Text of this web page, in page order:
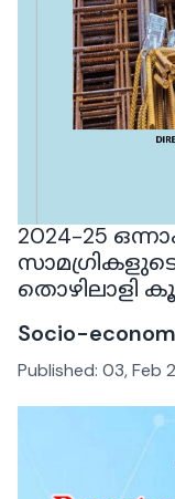
2024-25
തൊഴിലാളി
Socio-
Published: 03, Feb